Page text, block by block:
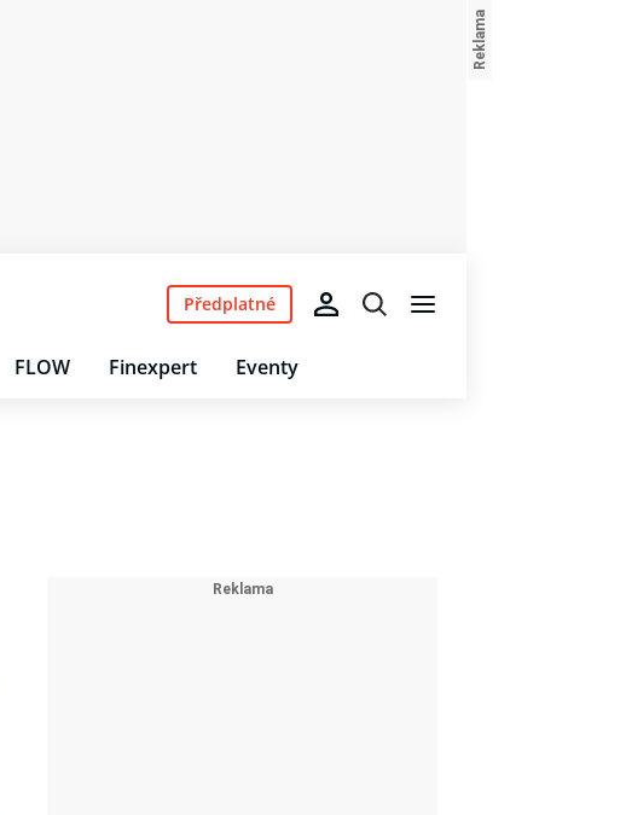
FLOW Finexpert Eventy
Předplatné